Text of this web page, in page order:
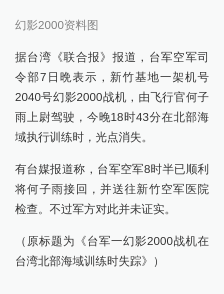
幻影2000资料图
据台湾《联合报》报道，台军空军司
令部7日晩表示，新竹基地一架机号
2040号幻影2000战机，由飞行官何子
雨上尉驾驶，今晚18时43分在北部海
域执行训练时，光点消失。
有台媒报道称，台军空军8时半已顺利
将何子雨接回，并送往新竹空军医院
检查。不过军方对此并未证实。
（原标题为《台军一幻影2000战机在
台湾北部海域训练时失踪》）